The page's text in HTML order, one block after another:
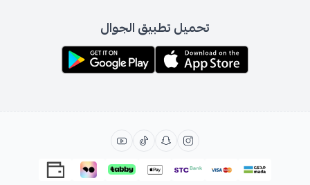
تحميل تطبيق الجوال